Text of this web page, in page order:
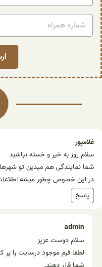
غلامپور
سلام روز به خیر و خسته نباشید
شما نمایندگی هم میدین تو
در این خصوص چطور میشه
پاسخ
admin
سلام دوست عزیز
لطفا فرم موجود درسایت را پر